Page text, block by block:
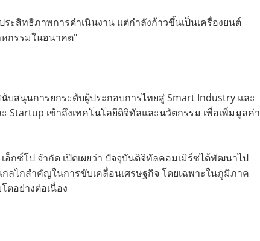
ระสิทธิภาพการดำเนินงาน แต่กำลังก้าวขึ้นเป็นเครื่องยนต์
กรรมในอนาคต"
บสนุนการยกระดับผู้ประกอบการไทยสู่ Smart Industry และ
Startup เข้าถึงเทคโนโลยีดิจิทัลและนวัตกรรม เพื่อเพิ่มมูลค่า
อ็กซ์โป จำกัด เปิดเผยว่า ปัจจุบันดิจิทัลคอมเมิร์ซได้พัฒนาไป
ลไกสำคัญในการขับเคลื่อนเศรษฐกิจ โดยเฉพาะในภูมิภาค
ตอย่างต่อเนื่อง